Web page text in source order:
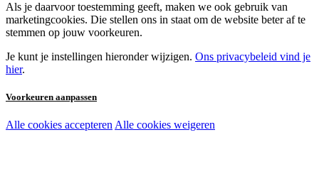
Als je daarvoor toestemming geeft, maken we ook gebruik van
marketingcookies. Die stellen ons in staat om de website beter af te
stemmen op jouw voorkeuren.
Je kunt je instellingen hieronder wijzigen. Ons privacybeleid vind je
hier.
Voorkeuren aanpassen
Noodzakelijke cookies:
Alle cookies accepteren Alle cookies weigeren